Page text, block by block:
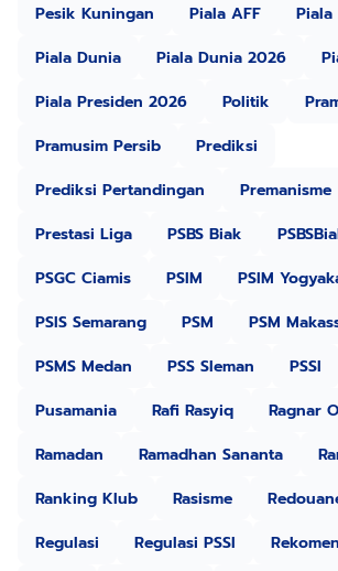
Pesik Kuningan
Piala AFF
Piala
Piala Dunia
Piala Dunia 2026
Piala Presiden 2026
Politik
Pramusim Persib
Prediksi
Prediksi Pertandingan
Premanisme
Prestasi Liga
PSBS Biak
PSGC Ciamis
PSIM
PSIM
PSIS Semarang
PSM
PSM
PSMS Medan
PSS Sleman PSSI
Pusamania
Rafi Rasyiq
Ragnar
Ramadan
Ramadhan Sananta
Ranking Klub
Rasisme
Regulasi
Regulasi PSSI